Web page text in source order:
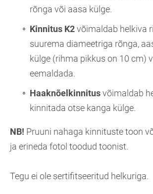
rõnga või aasa külge.
Kinnitus K2võimaldab helkiva
suurema diameetriga rõnga,
külge (rihma pikkus on 10 cm)
eemaldada.
Haaknõelkinnitusvõimaldab
kinnitada otse kanga külge.
NB! Pruuni nahaga kinnituste toon
ja erineda fotol toodud toonist.
Tegu ei ole sertifitseeritud helkuriga.